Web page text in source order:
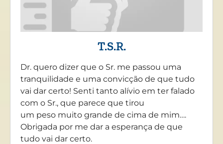
T.S.R.
Dr. quero dizer que o Sr. me passou uma
tranquilidade e uma convicção de que tudo
vai dar certo! Senti tanto alívio em ter falado
com o Sr., que parece que tirou
um peso muito grande de cima de mim….
Obrigada por me dar a esperança de que
tudo vai dar certo.